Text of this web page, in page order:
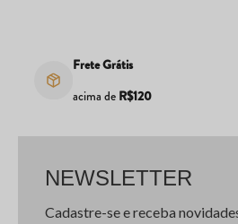
Frete Grátis
acima de R$120
NEWSLETTER
Cadastre-se e receba